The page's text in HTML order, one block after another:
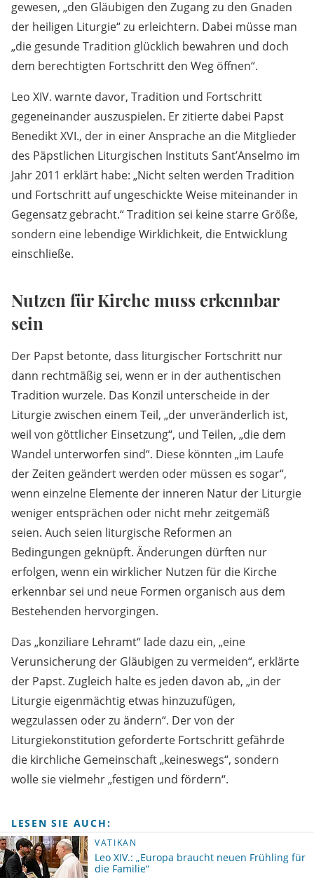
gewesen, „den Gläubigen den Zugang zu den Gnaden
der heiligen Liturgie“ zu erleichtern. Dabei müsse man
„die gesunde Tradition glücklich bewahren und doch
dem berechtigten Fortschritt den Weg öffnen“.
Leo XIV. warnte davor, Tradition und Fortschritt
gegeneinander auszuspielen. Er zitierte dabei Papst
Benedikt XVI., der in einer Ansprache an die Mitglieder
des Päpstlichen Liturgischen Instituts Sant’Anselmo im
Jahr 2011 erklärt habe: „Nicht selten werden Tradition
und Fortschritt auf ungeschickte Weise miteinander in
Gegensatz gebracht.“ Tradition sei keine starre Größe,
sondern eine lebendige Wirklichkeit, die Entwicklung
einschließe.
Nutzen für Kirche muss erkennbar
sein
Der Papst betonte, dass liturgischer Fortschritt nur
dann rechtmäßig sei, wenn er in der authentischen
Tradition wurzele. Das Konzil unterscheide in der
Liturgie zwischen einem Teil, „der unveränderlich ist,
weil von göttlicher Einsetzung“, und Teilen, „die dem
Wandel unterworfen sind“. Diese könnten „im Laufe
der Zeiten geändert werden oder müssen es sogar“,
wenn einzelne Elemente der inneren Natur der Liturgie
weniger entsprächen oder nicht mehr zeitgemäß
seien. Auch seien liturgische Reformen an
Bedingungen geknüpft. Änderungen dürften nur
erfolgen, wenn ein wirklicher Nutzen für die Kirche
erkennbar sei und neue Formen organisch aus dem
Bestehenden hervorgingen.
Das „konziliare Lehramt“ lade dazu ein, „eine
Verunsicherung der Gläubigen zu vermeiden“, erklärte
der Papst. Zugleich halte es jeden davon ab, „in der
Liturgie eigenmächtig etwas hinzuzufügen,
wegzulassen oder zu ändern“. Der von der
Liturgiekonstitution geforderte Fortschritt gefährde
die kirchliche Gemeinschaft „keineswegs“, sondern
wolle sie vielmehr „festigen und fördern“.
LESEN SIE AUCH:
VATIKAN
Leo XIV.: „Europa braucht neuen Frühling für
die Familie“